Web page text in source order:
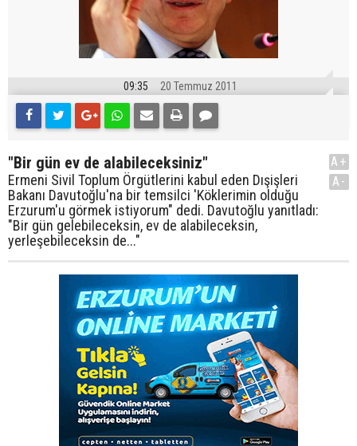
09:35 20 Temmuz 2011
"Bir gün ev de alabileceksiniz"
Ermeni Sivil Toplum Örgütlerini kabul eden Dışişleri
Bakanı Davutoğlu'na bir temsilci 'Köklerimin olduğu
Erzurum'u görmek istiyorum" dedi. Davutoğlu yanıtladı:
"Bir gün gelebileceksin, ev de alabileceksin,
yerleşebileceksin de..."
A+
A-